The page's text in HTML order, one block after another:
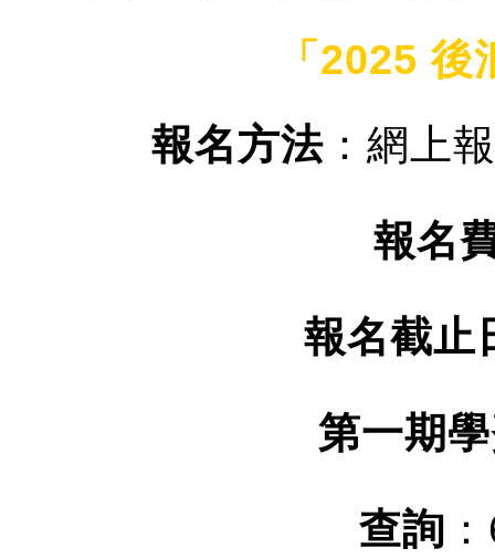
「2025
報名方法 ：網上
報名
報名截止
第一期
查詢